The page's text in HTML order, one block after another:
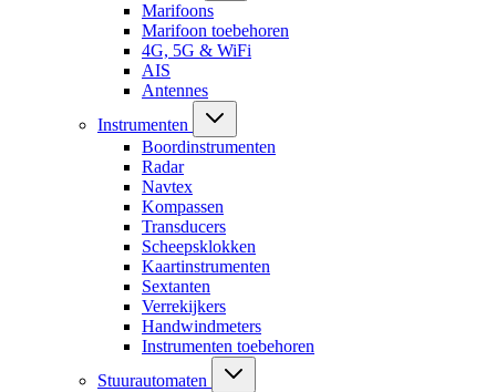
Marifoons
Marifoon toebehoren
4G, 5G & WiFi
AIS
Antennes
Instrumenten
Boordinstrumenten
Radar
Navtex
Kompassen
Transducers
Scheepsklokken
Kaartinstrumenten
Sextanten
Verrekijkers
Handwindmeters
Instrumenten toebehoren
Stuurautomaten